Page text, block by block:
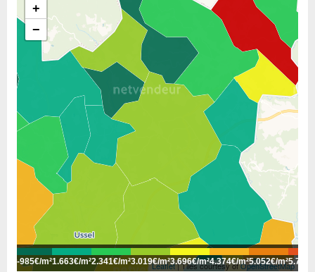
+
−
Leaflet| Tiles courtesy ofOpenStreetMap
-985€/m²1.663€/m²2.341€/m²3.019€/m²3.696€/m²4.374€/m²5.052€/m²